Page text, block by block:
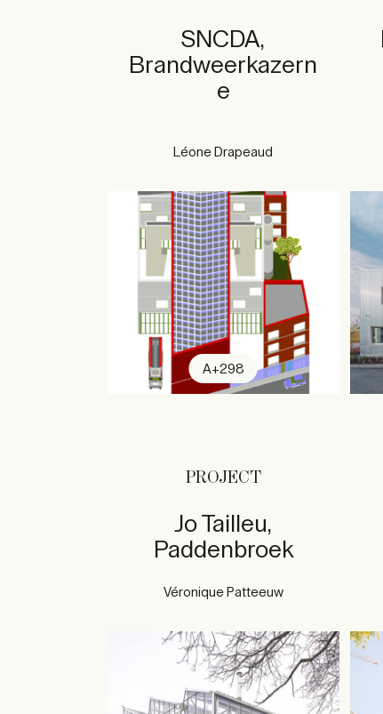
SNCDA,
Brandweerkazern
e
Léone Drapeaud
A+298
PROJECT
Jo Tailleu,
Paddenbroek
Véronique Patteeuw